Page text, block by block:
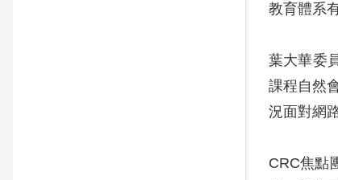
教育體系
葉大華委
課程自然
況面對網
CRC焦點